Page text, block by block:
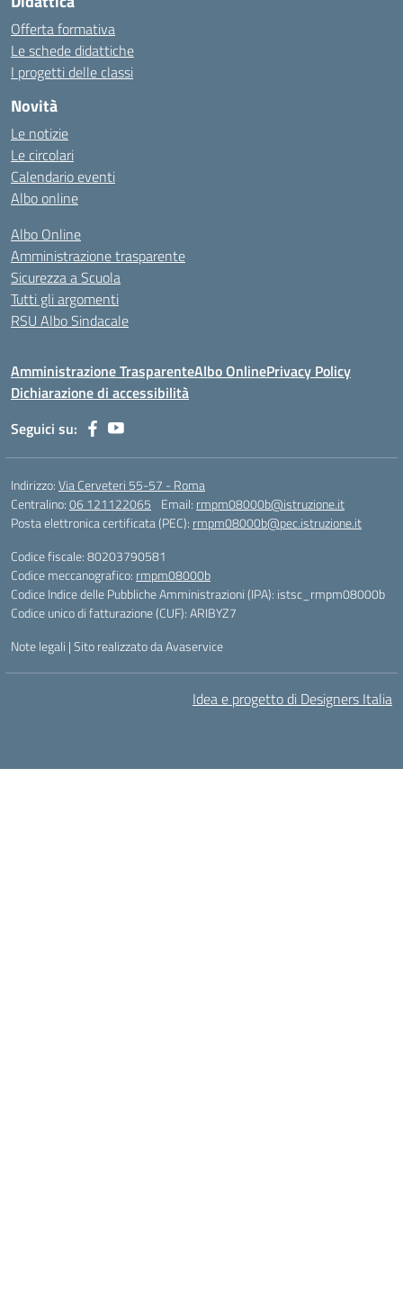
Offerta formativa
Le schede didattiche
I progetti delle classi
Novità
Le notizie
Le circolari
Calendario eventi
Albo online
Albo Online
Amministrazione trasparente
Sicurezza a Scuola
Tutti gli argomenti
RSU Albo Sindacale
Amministrazione TrasparenteAlbo OnlinePrivacy Policy
Dichiarazione di accessibilità
Seguici su:
Indirizzo:Via Cerveteri 55-57 - Roma
Centralino:06 121122065 Email: rmpm08000b@istruzione.it
Posta elettronica certificata (PEC): rmpm08000b@pec.istruzione.it
Codice fiscale: 80203790581
Codice meccanografico: rmpm08000b
Codice Indice delle Pubbliche Amministrazioni (IPA): istsc_rmpm08000b
Codice unico di fatturazione (CUF): ARIBYZ7
Note legali |Sito realizzato da Avaservice
Idea e progetto di Designers Italia